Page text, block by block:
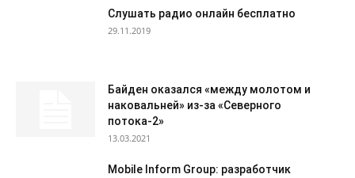
Слушать радио онлайн бесплатно
29.11.2019
Байден оказался «между молотом и
наковальней» из-за «Северного
потока-2»
13.03.2021
Mobile Inform Group: разработчик